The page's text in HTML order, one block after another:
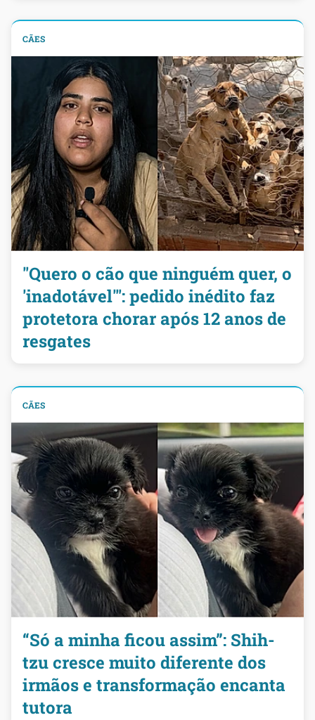
CÃES
"Quero o cão que ninguém quer, o
'inadotável'": pedido inédito faz
protetora chorar após 12 anos de
resgates
CÃES
“Só a minha ficou assim”: Shih-
tzu cresce muito diferente dos
irmãos e transformação encanta
tutora